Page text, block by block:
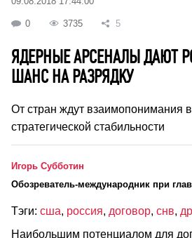
0 3735 5
ЯДЕРНЫЕ АРСЕНАЛЫ ДАЮТ
ШАНС НА РАЗРЯДКУ
От стран ждут взаимопонимания
стратегической стабильности
Игорь Субботин
Обозреватель-международник при
Тэги: сша, россия, договор, снв,
Наибольшим потенциалом для